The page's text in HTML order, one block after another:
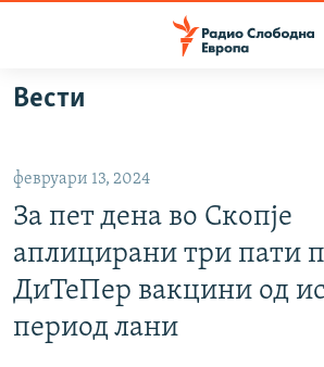
Оди
на
Оди
на
главната
навигација
Премини
на
пребарување
ВИЗУЕЛНО
ШТО ТРЕБА ДА ЗНАЕТЕ
ПРИЈАВИ СЕ ЗА ЊУЗЛЕТЕР
ПОДКАСТ ЗОШТО?
Вести
февруари 13, 2024
За пет дена во Скопје
аплицирани три пати
ДиТеПер вакцини од
период лани